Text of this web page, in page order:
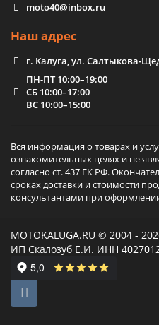
moto40@inbox.ru
Наш адрес
г. Калуга, ул. Салтыкова-
ПН-ПТ 10:00–19:00
СБ 10:00–17:00
ВС 10:00–15:00
Вся информация о товарах и
ознакомительных целях и не
согласно ст. 437 ГК РФ.
сроках доставки и стоимости
консультантами при
MOTOKALUGA.RU © 2004 -
ИП Скалозуб Е.И. ИНН